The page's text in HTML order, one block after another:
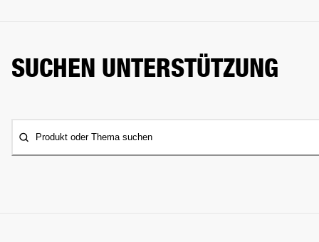
SUCHEN UNTERSTÜTZUNG
Produkt oder Thema suchen